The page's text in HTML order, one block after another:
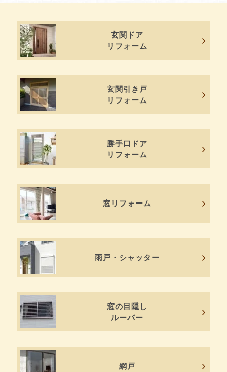
玄関ドア
リフォーム
玄関引き戸
リフォーム
勝手口ドア
リフォーム
窓リフォーム
雨戸・シャッター
窓の目隠し
ルーバー
網戸